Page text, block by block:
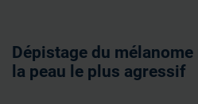
Dépistage du
la peau le plus agressif